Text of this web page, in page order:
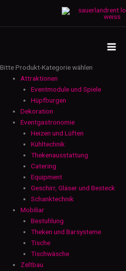
springen
Bitte Produkt-Kategorie wählen
Attraktionen
Eventmodule und Spiele
Hüpfburgen
Dekoration
Eventgastronomie
Heizen und Lüften
Kühltechnik
Thekenausstattung
Catering
Equipment
Geschirr, Gläser und Besteck
Schanktechnik
Mobiliar
Bestuhlung
Theken und Barsysteme
Tische
Tischwäsche
Zeltbau
190
Pax
Menge